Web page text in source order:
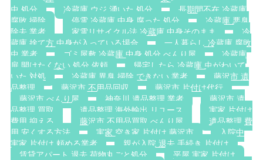
虫 処分
冷蔵庫 ウジ 湧いた 処分
長期間不在 冷蔵庫
腐敗 掃除
停電 冷蔵庫 中身 腐った 処分
冷蔵庫 悪臭
除去 業者
家電リサイクル法 冷蔵庫 中身そのまま
冷
蔵庫 捨て方 中身が入っている場合
一人暮らし 冷蔵庫 腐敗
虫 業者
ゴミ屋敷 冷蔵庫 中身 処分 べんり屋
冷蔵庫
扉 開けたくない 処分 依頼
帰宅したら 冷蔵庫 虫がわいて
いた 対処
冷蔵庫 異臭 掃除 できない 業者
藤沢市 遺
品整理
藤沢市 不用品回収
藤沢市 片付け代行
藤沢市 べんり屋
神奈川 遺品整理 業者
藤沢市 遺
品整理 買取
遺品整理 海外輸出 リユース
実家 片付け
費用 抑える
藤沢市 不用品買取 べんり屋
遺品整理 費
用 安くする方法
実家 空き家 片付け 藤沢市
入院中
実家 片付け 頼める業者
親が入院 退去 手続き 片付け
賃貸アパート 退去 荷物丸ごと処分
平屋 実家 片付け